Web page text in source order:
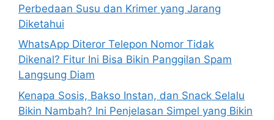
Perbedaan Susu dan Krimer yang Jarang
Diketahui
WhatsApp Diteror Telepon Nomor Tidak
Dikenal? Fitur Ini Bisa Bikin Panggilan Spam
Langsung Diam
Kenapa Sosis, Bakso Instan, dan Snack Selalu
Bikin Nambah? Ini Penjelasan Simpel yang Bikin